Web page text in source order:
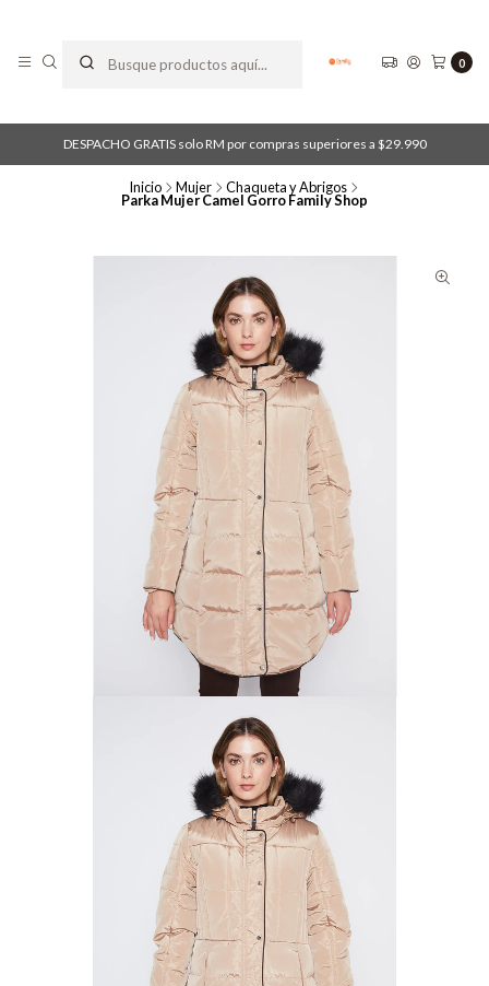
0
DESPACHO GRATIS solo RM por compras superiores a $29.990
Inicio Mujer Chaqueta y Abrigos
Parka Mujer Camel Gorro Family Shop